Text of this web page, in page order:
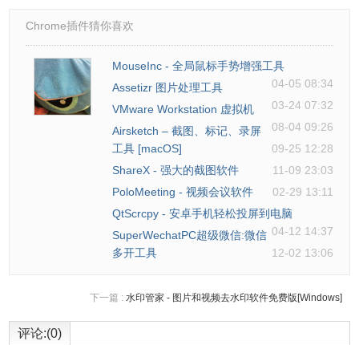
点击【编辑】菜单，我们选择【编辑文本】文本变为可编辑
模式，就可以像word一样自由编辑。
Chrome插件猜你喜欢
MouseInc - 全局鼠标手势增强工具
04-05 08:34
Assetizr 图片处理工具
03-24 07:32
VMware Workstation 虚拟机
08-04 09:26
Airsketch – 截图、标记、录屏
工具 [macOS]
09-25 12:28
ShareX - 强大的截图软件
11-09 23:03
PoloMeeting - 视频会议软件
02-29 13:11
QtScrcpy - 安卓手机轻松投屏到电脑
04-12 14:37
SuperWechatPC超级微信:微信
多开工具
12-02 13:06
下一篇 : 水印管家 - 图片和视频去水印软件免费版[Windows]
评论:(0)